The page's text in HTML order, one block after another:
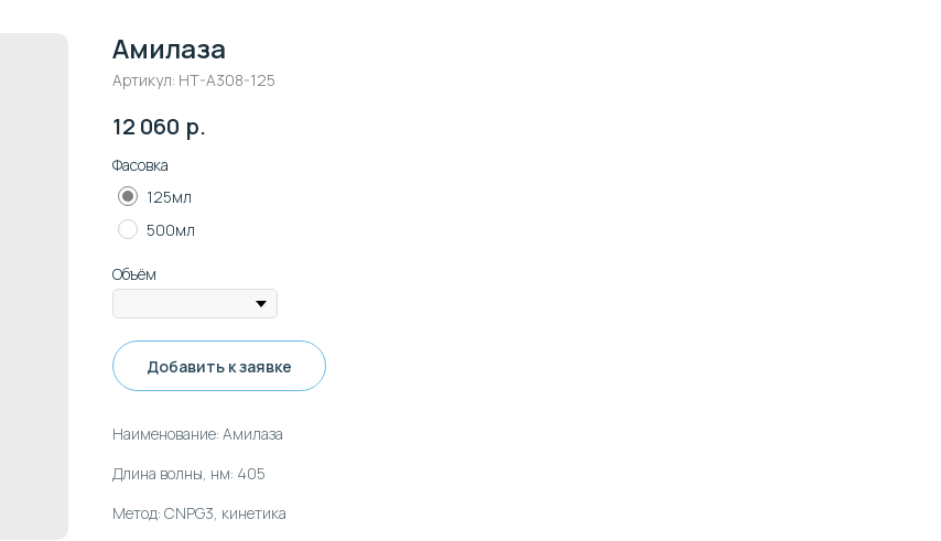
Амилаза
Артикул: HT-A308-125
12 060 р.
Фасовка
125мл
500мл
Объём
Добавить к заявке
Наименование: Амилаза
Длина волны, нм: 405
Метод: CNPG3, кинетика